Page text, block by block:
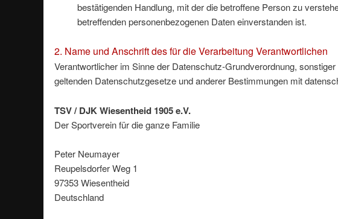
bestätigenden Handlung, mit der die betroffene Person zu
betreffenden personenbezogenen Daten einverstanden ist.
2. Name und Anschrift des für die Verarbeitung Verantwortlichen
Verantwortlicher im Sinne der Datenschutz-Grundverordnung,
geltenden Datenschutzgesetze und anderer Bestimmungen mit
TSV / DJK Wiesentheid 1905 e.V.
Der Sportverein für die ganze Familie
Peter Neumayer
Reupelsdorfer Weg 1
97353 Wiesentheid
Deutschland